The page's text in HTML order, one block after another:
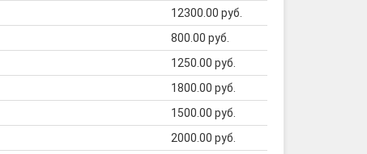
12300.00 руб.
800.00 руб.
1250.00 руб.
1800.00 руб.
1500.00 руб.
2000.00 руб.